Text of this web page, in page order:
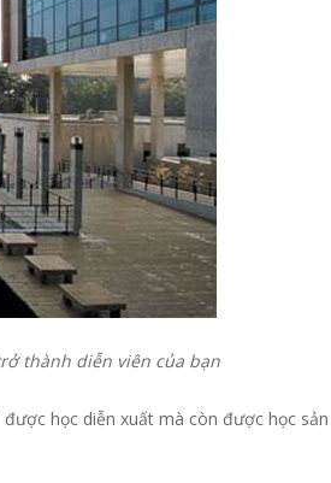
thành diễn viên của bạn
học diễn xuất mà còn được học sản